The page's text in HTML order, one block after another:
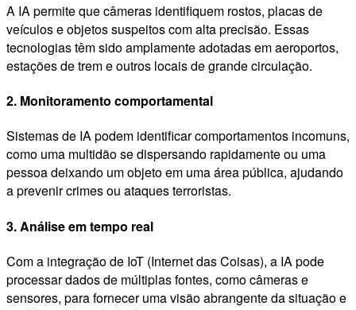
A IA permite que câmeras identifiquem rostos, placas de
veículos e objetos suspeitos com alta precisão. Essas
tecnologias têm sido amplamente adotadas em aeroportos,
estações de trem e outros locais de grande circulação.
2. Monitoramento comportamental
Sistemas de IA podem identificar comportamentos incomuns,
como uma multidão se dispersando rapidamente ou uma
pessoa deixando um objeto em uma área pública, ajudando
a prevenir crimes ou ataques terroristas.
3. Análise em tempo real
Com a integração de IoT (Internet das Coisas), a IA pode
processar dados de múltiplas fontes, como câmeras e
sensores, para fornecer uma visão abrangente da situação e